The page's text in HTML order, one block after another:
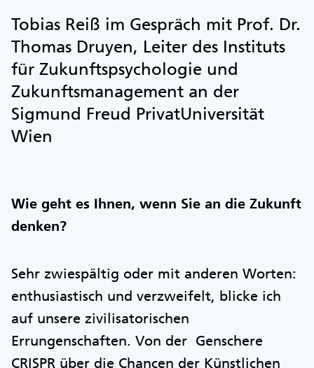
Tobias Reiß im Gespräch mit Prof. Dr.
Thomas Druyen, Leiter des Instituts
für Zukunftspsychologie und
Zukunftsmanagement an der
Sigmund Freud PrivatUniversität
Wien
Wie geht es Ihnen, wenn Sie an die Zukunft
denken?
Sehr zwiespältig oder mit anderen Worten:
enthusiastisch und verzweifelt, blicke ich
auf unsere zivilisatorischen
Errungenschaften. Von der Genschere
CRISPR über die Chancen der Künstlichen